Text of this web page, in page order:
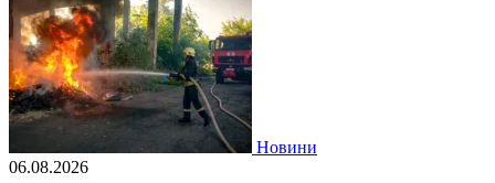
Новини
06.08.2026